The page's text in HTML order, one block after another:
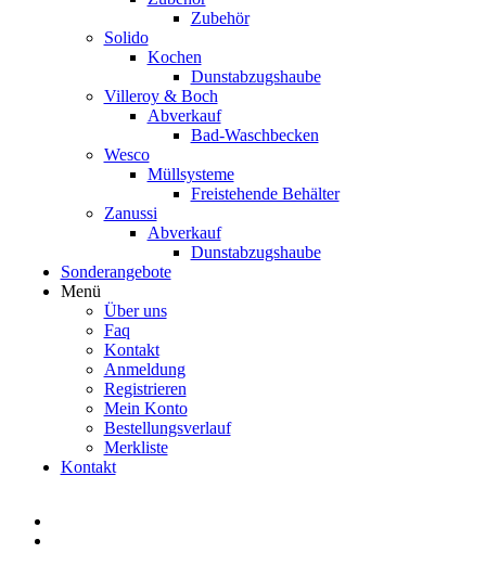
Zubehör
Solido
Kochen
Dunstabzugshaube
Villeroy & Boch
Abverkauf
Bad-Waschbecken
Wesco
Müllsysteme
Freistehende Behälter
Zanussi
Abverkauf
Dunstabzugshaube
Sonderangebote
Menü
Über uns
Faq
Kontakt
Anmeldung
Registrieren
Mein Konto
Bestellungsverlauf
Merkliste
Kontakt